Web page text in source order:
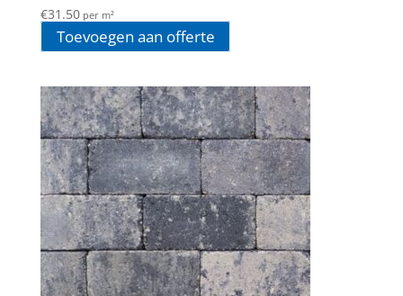
€31.50per m²
Toevoegen aan offerte